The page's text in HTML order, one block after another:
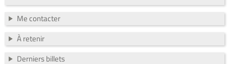
Me contacter
À retenir
Derniers billets